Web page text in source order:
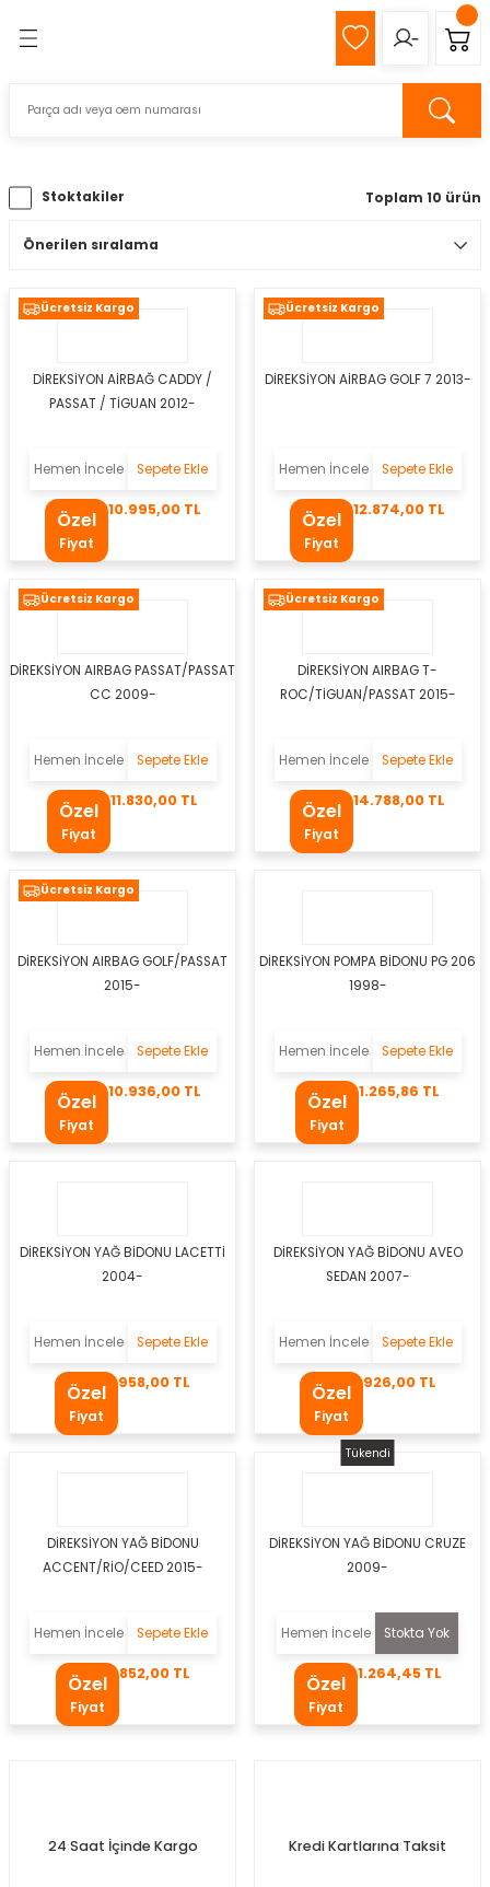
Stoktakiler Toplam 10 ürün
Ücretsiz Kargo
DİREKSİYON AİRBAĞ CADDY /
PASSAT / TİGUAN 2012-
Hemen İncele Sepete Ekle
Özel
Fiyat
10.995,00 TL
Ücretsiz Kargo
DİREKSİYON AİRBAG GOLF 7 2013-
Hemen İncele Sepete Ekle
Özel
Fiyat
12.874,00 TL
Ücretsiz Kargo
DİREKSİYON AIRBAG PASSAT/PASSAT
CC 2009-
Hemen İncele Sepete Ekle
Özel
Fiyat
11.830,00 TL
Ücretsiz Kargo
DİREKSİYON AIRBAG T-
ROC/TİGUAN/PASSAT 2015-
Hemen İncele Sepete Ekle
Özel
Fiyat
14.788,00 TL
Ücretsiz Kargo
DİREKSİYON AIRBAG GOLF/PASSAT
2015-
Hemen İncele Sepete Ekle
Özel
Fiyat
10.936,00 TL
DİREKSİYON POMPA BİDONU PG 206
1998-
Hemen İncele Sepete Ekle
Özel
Fiyat
1.265,86 TL
DİREKSİYON YAĞ BİDONU LACETTİ
2004-
Hemen İncele Sepete Ekle
Özel
Fiyat
958,00 TL
DİREKSİYON YAĞ BİDONU AVEO
SEDAN 2007-
Hemen İncele Sepete Ekle
Özel
Fiyat
926,00 TL
DİREKSİYON YAĞ BİDONU
ACCENT/RİO/CEED 2015-
Hemen İncele Sepete Ekle
Özel
Fiyat
852,00 TL
Tükendi
DİREKSİYON YAĞ BİDONU CRUZE
2009-
Hemen İncele Stokta Yok
Özel
Fiyat
1.264,45 TL
24 Saat İçinde Kargo Kredi Kartlarına Taksit